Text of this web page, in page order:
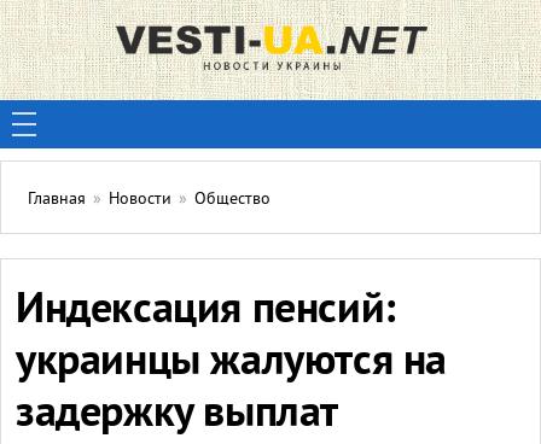
Главная » Новости » Общество
Индексация пенсий:
украинцы жалуются на
задержку выплат